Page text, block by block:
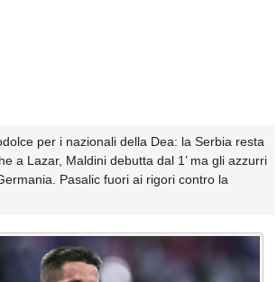
per i nazionali della Dea: la Serbia resta
a Lazar, Maldini debutta dal 1’ ma gli azzurri
Pasalic fuori ai rigori contro la